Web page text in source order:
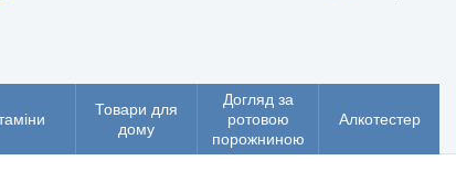
Товари для
дому
Догляд за
ротовою
порожниною
Алкотестер